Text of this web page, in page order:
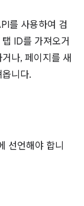
를 사용하여 검
ID를 가져오거
나, 페이지를 새
니다.
선언해야 합니